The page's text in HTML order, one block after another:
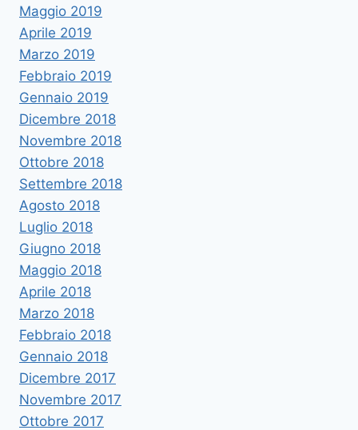
Maggio 2019
Aprile 2019
Marzo 2019
Febbraio 2019
Gennaio 2019
Dicembre 2018
Novembre 2018
Ottobre 2018
Settembre 2018
Agosto 2018
Luglio 2018
Giugno 2018
Maggio 2018
Aprile 2018
Marzo 2018
Febbraio 2018
Gennaio 2018
Dicembre 2017
Novembre 2017
Ottobre 2017